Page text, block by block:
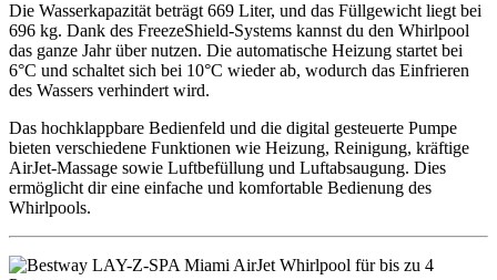
Die Wasserkapazität beträgt 669 Liter, und das Füllgewicht liegt bei
696 kg. Dank des FreezeShield-Systems kannst du den Whirlpool
das ganze Jahr über nutzen. Die automatische Heizung startet bei
6°C und schaltet sich bei 10°C wieder ab, wodurch das Einfrieren
des Wassers verhindert wird.
Das hochklappbare Bedienfeld und die digital gesteuerte Pumpe
bieten verschiedene Funktionen wie Heizung, Reinigung, kräftige
AirJet-Massage sowie Luftbefüllung und Luftabsaugung. Dies
ermöglicht dir eine einfache und komfortable Bedienung des
Whirlpools.